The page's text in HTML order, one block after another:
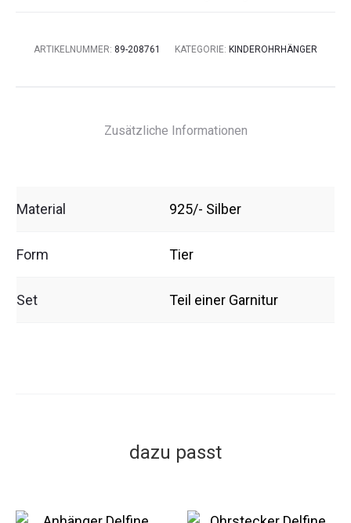
ARTIKELNUMMER: 89-208761 KATEGORIE: KINDEROHRHÄNGER
Zusätzliche Informationen
Material 925/- Silber
Form Tier
Set Teil einer Garnitur
dazu passt